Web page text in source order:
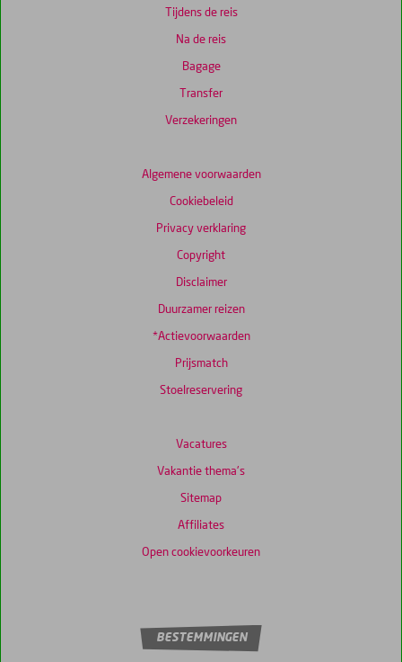
Tijdens de reis
Na de reis
Bagage
Transfer
Verzekeringen
Algemene voorwaarden
Cookiebeleid
Privacy verklaring
Copyright
Disclaimer
Duurzamer reizen
*Actievoorwaarden
Prijsmatch
Stoelreservering
Vacatures
Vakantie thema's
Sitemap
Affiliates
Open cookievoorkeuren
BESTEMMINGEN